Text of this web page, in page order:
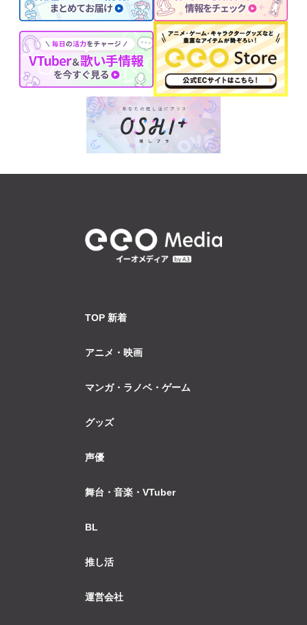
TOP 新着
アニメ・映画
マンガ・ラノベ・ゲーム
グッズ
声優
舞台・音楽・VTuber
BL
推し活
運営会社